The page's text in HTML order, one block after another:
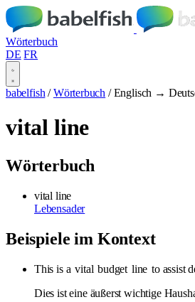
Wörterbuch
DE FR
babelfish / Wörterbuch / Englisch →
vital line
Wörterbuch
vital line
Lebensader
Beispiele im Kontext
This is a vital budget line to assist
Dies ist eine äußerst wichtige